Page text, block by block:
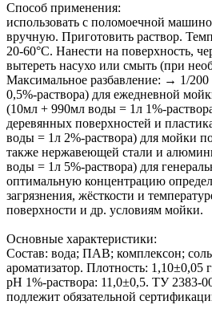
Способ применения:
использовать с поломоечной
вручную. Приготовить раствор.
20-60°С. Нанести на поверхность,
вытереть насухо или смыть (при
Максимальное разбавление: → 1/
0,5%-раствора) для ежедневной
(10мл + 990мл воды = 1л 1%-
деревянных поверхностей и
воды = 1л 2%-раствора) для мойки
также нержавеющей стали и
воды = 1л 5%-раствора) для
оптимальную концентрацию
загрязнения, жёсткости и
поверхности и др. условиям мойки.
Основные характеристики:
Состав: вода; ПАВ; комплексон;
ароматизатор. Плотность: 1,10±0,05
pH 1%-раствора: 11,0±0,5. ТУ 2383-
подлежит обязательной